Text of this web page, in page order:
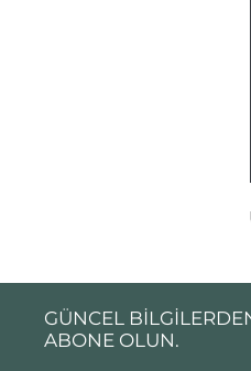
GÜNCEL
ABONE OLUN.